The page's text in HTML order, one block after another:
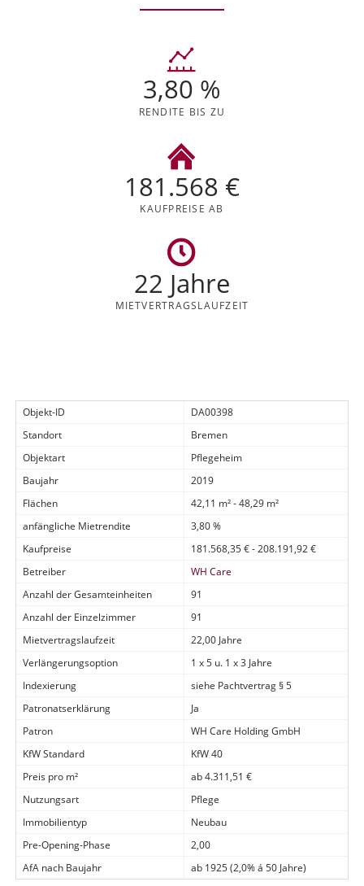
3,80 %
RENDITE BIS ZU
181.568 €
KAUFPREISE AB
22 Jahre
MIETVERTRAGSLAUFZEIT
Objekt-ID
DA00398
Standort
Bremen
Objektart
Pflegeheim
Baujahr
2019
Flächen
42,11 m² - 48,29 m²
anfängliche Mietrendite
3,80 %
Kaufpreise
181.568,35 € - 208.191,92 €
Betreiber
WH Care
Anzahl der Gesamteinheiten
91
Anzahl der Einzelzimmer
91
Mietvertragslaufzeit
22,00 Jahre
Verlängerungsoption
1 x 5 u. 1 x 3 Jahre
Indexierung
siehe Pachtvertrag § 5
Patronatserklärung
Ja
Patron
WH Care Holding GmbH
KfW Standard
KfW 40
Preis pro m²
ab 4.311,51 €
Nutzungsart
Pflege
Immobilientyp
Neubau
Pre-Opening-Phase
2,00
AfA nach Baujahr
ab 1925 (2,0% á 50 Jahre)